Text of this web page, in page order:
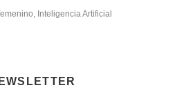
Inteligencia Artificial